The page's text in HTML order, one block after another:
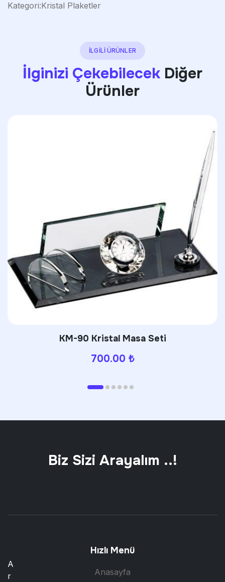
Kategori:Kristal Plaketler
İLGİLİ ÜRÜNLER
İlginizi Çekebilecek Diğer
Ürünler
3554 French Press Termos
Biz Sizi Arayalım ..!
A
r
Hızlı Menü
Anasayfa